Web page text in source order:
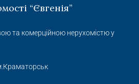
“Євгенія”
та комерційною нерухомістю у